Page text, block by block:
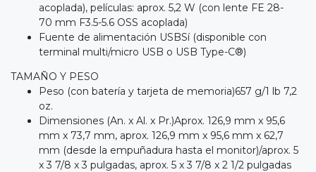
acoplada), películas: aprox. 5,2 W (con lente FE 28-
70 mm F3.5-5.6 OSS acoplada)
Fuente de alimentación USBSí (disponible con
terminal multi/micro USB o USB Type-C®)
TAMAÑO Y PESO
Peso (con batería y tarjeta de memoria)657 g/1 lb 7,2
oz.
Dimensiones (An. x Al. x Pr.)Aprox. 126,9 mm x 95,6
mm x 73,7 mm, aprox. 126,9 mm x 95,6 mm x 62,7
mm (desde la empuñadura hasta el monitor)/aprox. 5
x 3 7/8 x 3 pulgadas, aprox. 5 x 3 7/8 x 2 1/2 pulgadas